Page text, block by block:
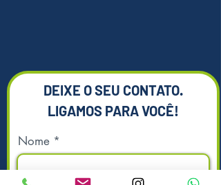
DEIXE O SEU CONTATO.
LIGAMOS PARA VOCÊ!
Nome